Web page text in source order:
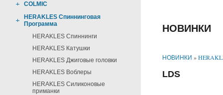
COLMIC
HERAKLES Спиннинговая
Программа
HERAKLES Спиннинги
HERAKLES Катушки
HERAKLES Джиговые головки
HERAKLES Воблеры
HERAKLES Силиконовые
приманки
НОВИНКИ
НОВИНКИ »
LDS